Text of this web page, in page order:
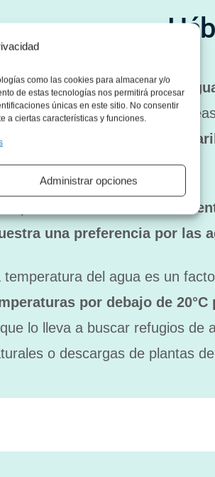
como las cookies para almacenar y/o
de estas tecnologías nos permitirá procesar
únicas en este sitio. No consentir
a ciertas características y funciones.
Administrar opciones
manatí prefiere habitar en
ríos, estuarios, bahías y
el
Golfo de México y el
Brasil.
una preferencia por las
temperatura del agua es un
por debajo de
que lo lleva a buscar refugios de
o descargas de plantas